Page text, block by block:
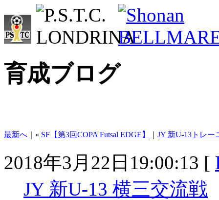
育成ブログ
最新へ ｜« SF【第3回COPA Futsal EDGE】 JY 新U-13トレー
2018年3月22日19:00:13 [
JY 新U-13 横三交流戦